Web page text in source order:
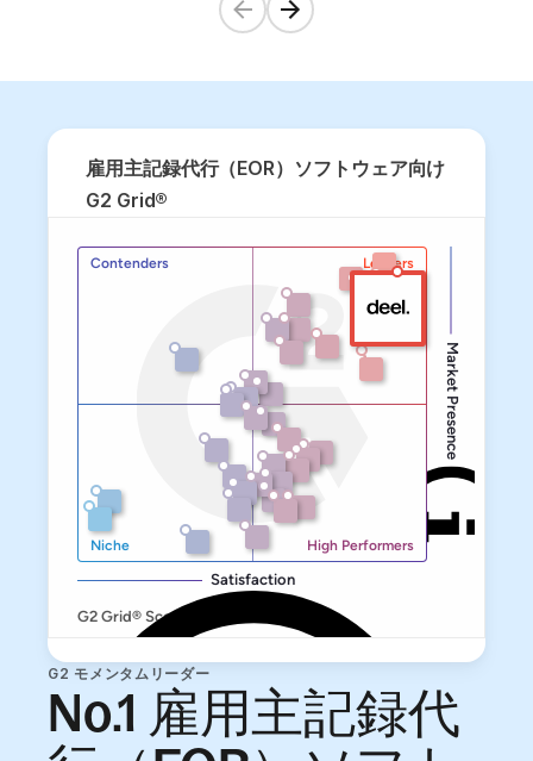
G2 モメンタムリーダー
No.1 雇用主記録代
雇用主記録代行（EOR）ソフトウェア向け
G2 Grid®